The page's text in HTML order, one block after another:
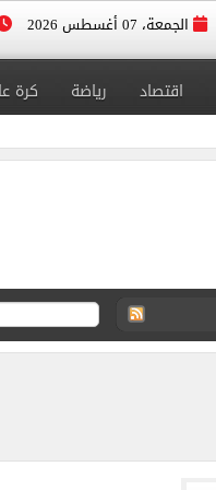
الجمعة، 07 أغسطس 2026
اقتصاد رياضة كرة